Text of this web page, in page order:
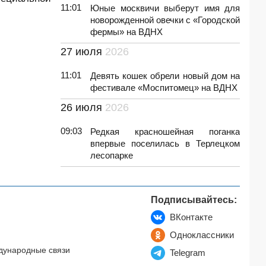
11:01
Юные москвичи выберут имя для
новорожденной овечки с «Городской
фермы» на ВДНХ
27 июля 2026
11:01
Девять кошек обрели новый дом на
фестивале «Моспитомец» на ВДНХ
26 июля 2026
09:03
Редкая красношейная поганка
впервые поселилась в Терлецком
лесопарке
связи
Подписывайтесь:
ВКонтакте
Одноклассники
Telegram